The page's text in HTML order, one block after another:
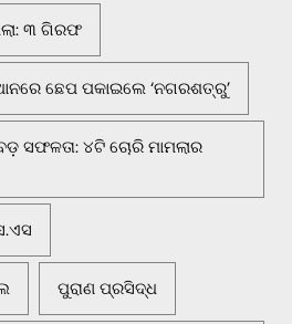
୩ ଗିରଫ
ଛେପ ପକାଇଲେ ‘ନଗରଶତ୍ରୁ’
ସଫଳତା: ୪ଟି ଚୋରି ମାମଲାର
ପୁରାଣ ପ୍ରସିଦ୍ଧ